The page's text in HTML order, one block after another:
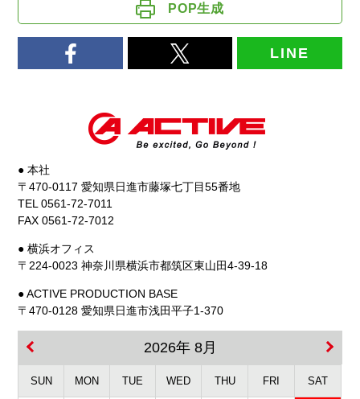
POP生成
LINE
● 本社
〒470-0117 愛知県日進市藤塚七丁目55番地
TEL 0561-72-7011
FAX 0561-72-7012
● 横浜オフィス
〒224-0023 神奈川県横浜市都筑区東山田4-39-18
● ACTIVE PRODUCTION BASE
〒470-0128 愛知県日進市浅田平子1-370
2026年 8月
SUN MON TUE WED THU FRI SAT